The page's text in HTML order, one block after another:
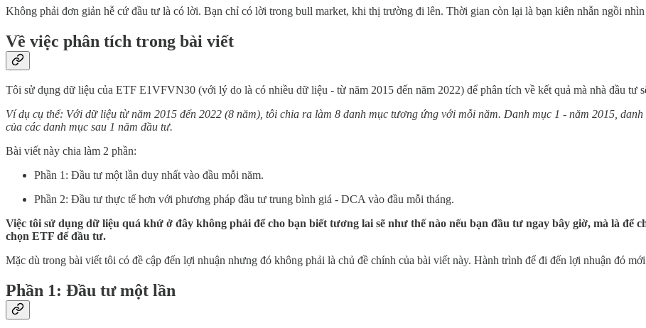
Không phải đơn giản hễ cứ đầu tư là có lời. Bạn chỉ có lời trong bull market, khi thị trường đi lên. Thời gian còn lại là bạn kiên nhẫn ngồi
Về việc phân tích trong bài viết
Tôi sử dụng dữ liệu của ETF E1VFVN30 (với lý do là có nhiều dữ liệu - từ năm 2015 đến năm 2022) để phân tích về kết quả mà nhà đầu tư
Ví dụ cụ thể: Với dữ liệu từ năm 2015 đến 2022 (8 năm), tôi chia ra làm 8 danh mục tương ứng với mỗi năm. Danh mục 1 - năm 2015,
của các danh mục sau 1 năm đầu tư.
Bài viết này chia làm 2 phần:
Phần 1: Đầu tư một lần duy nhất vào đầu mỗi năm.
Phần 2: Đầu tư thực tế hơn với phương pháp đầu tư trung bình giá - DCA vào đầu mỗi tháng.
Việc tôi sử dụng dữ liệu quá khứ ở đây không phải để cho bạn biết tương lai sẽ như thế nào nếu bạn đầu tư ngay bây giờ, mà là để
chọn ETF để đầu tư.
Mặc dù trong bài viết tôi có đề cập đến lợi nhuận nhưng đó không phải là chủ đề chính của bài viết này. Hành trình để đi đến lợi nhuận đó
Phần 1: Đầu tư một lần